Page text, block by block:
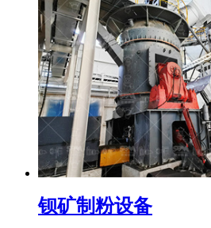
钡矿制粉设备